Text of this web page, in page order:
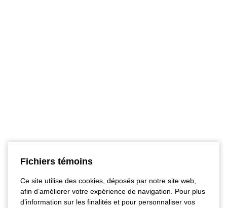
Fichiers témoins
Ce site utilise des cookies, déposés par notre site web,
afin d’améliorer votre expérience de navigation. Pour plus
d’information sur les finalités et pour personnaliser vos